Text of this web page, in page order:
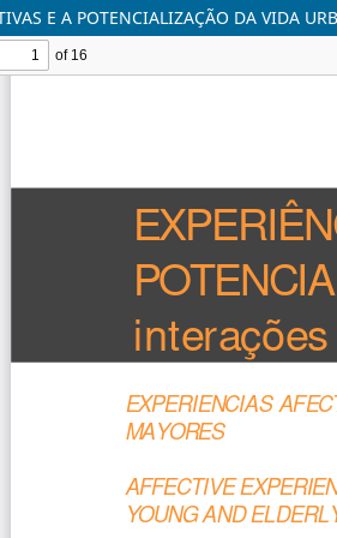
E A POTENCIALIZAÇÃO DA VIDA